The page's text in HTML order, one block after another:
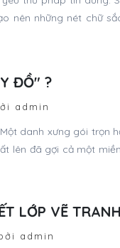
nên những nét chữ
ĐỒ" ?
admin
danh xưng gói
lên đã gợi cả một
LỚP VẼ
admin